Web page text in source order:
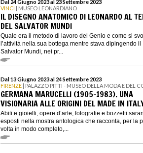
Dal 24 Giugno 2023 al 23 Settembre 2023
VINCI | MUSEO LEONARDIANO
IL DISEGNO ANATOMICO DI LEONARDO AL
DEL SALVATOR MUNDI
Quale era il metodo di lavoro del Genio e come si
l’attività nella sua bottega mentre stava dipingendo il
Salvator Mundi, nei pr...
Dal 13 Giugno 2023 al 24 Settembre 2023
FIRENZE | PALAZZO PITTI - MUSEO DELLA MODA E DEL
GERMANA MARUCELLI (1905-1983). UNA
VISIONARIA ALLE ORIGINI DEL MADE IN
Abiti e gioielli, opere d’arte, fotografie e bozzetti
esposti nella mostra antologica che racconta, per la
volta in modo completo,...